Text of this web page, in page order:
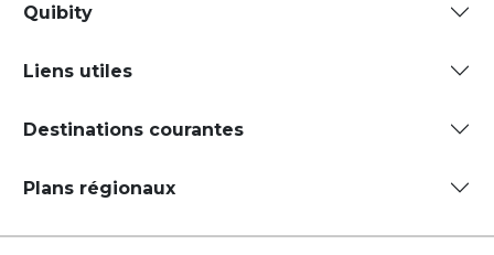
Quibity
Liens utiles
Destinations courantes
Plans régionaux